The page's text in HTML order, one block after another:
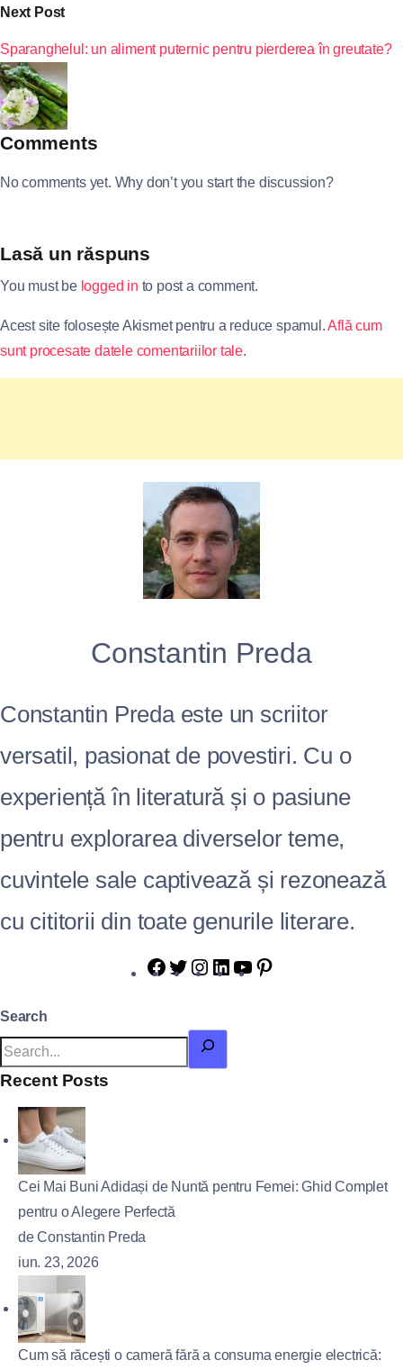
Next Post
Sparanghelul: un aliment puternic pentru pierderea în greutate?
Comments
No comments yet. Why don’t you start the discussion?
Lasă un răspuns
You must be logged in to post a comment.
Acest site folosește Akismet pentru a reduce spamul.Află cum
sunt procesate datele comentariilor tale.
Constantin Preda
Constantin Preda este un scriitor
versatil, pasionat de povestiri. Cu o
experiență în literatură și o pasiune
pentru explorarea diverselor teme,
cuvintele sale captivează și rezonează
cu cititorii din toate genurile literare.
Search
Recent Posts
Cei Mai Buni Adidași de Nuntă pentru Femei: Ghid Complet
pentru o Alegere Perfectă
de Constantin Preda
iun. 23, 2026
Cum să răcești o cameră fără a consuma energie electrică: